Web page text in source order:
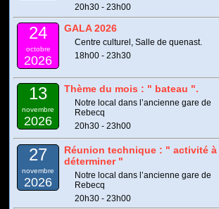
20h30 - 23h00
24
octobre
2026
GALA 2026
Centre culturel, Salle de quenast.
18h00 - 23h30
13
novembre
2026
Thème du mois : " bateau ".
Notre local dans l’ancienne gare de
Rebecq
20h30 - 23h00
27
novembre
2026
Réunion technique : " activité à
déterminer "
Notre local dans l’ancienne gare de
Rebecq
20h30 - 23h00